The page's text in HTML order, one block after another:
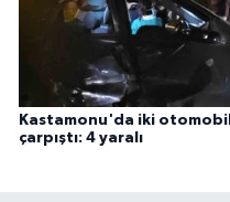
Kastamonu'da iki otomobil
çarpıştı: 4 yaralı